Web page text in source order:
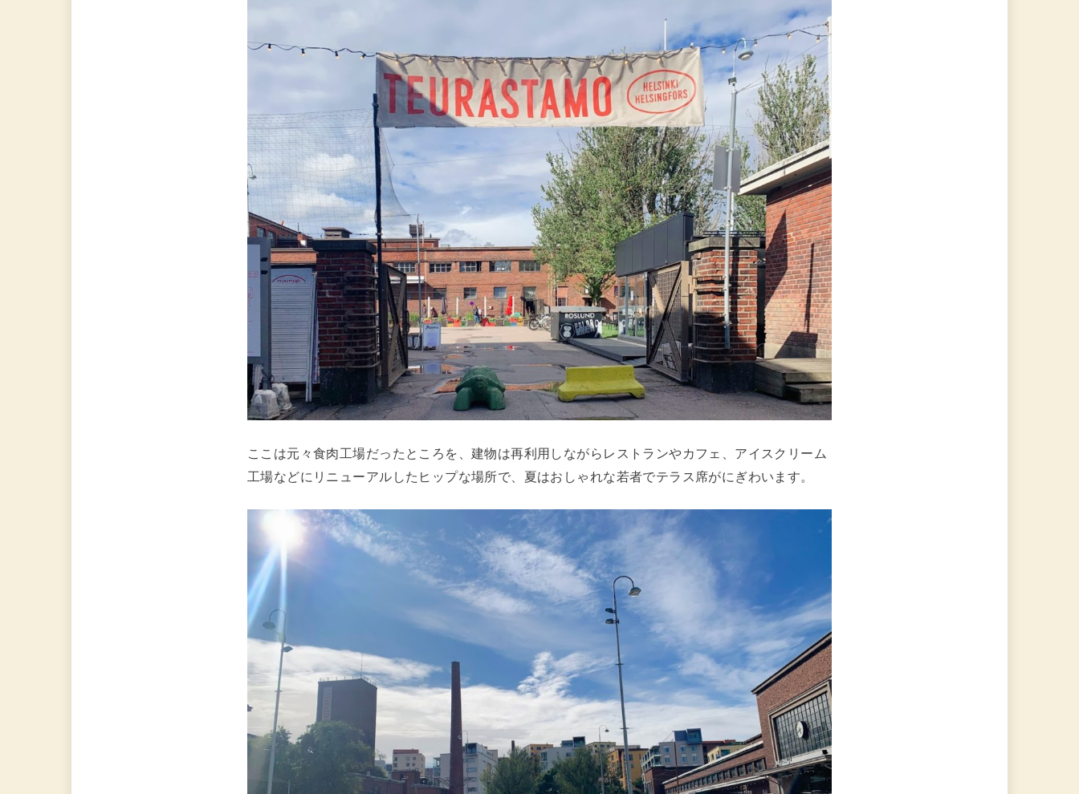
ここは元々食肉工場だったところを、建物は再利用しながらレストランやカフェ、アイスクリーム
工場などにリニューアルしたヒップな場所で、夏はおしゃれな若者でテラス席がにぎわいます。